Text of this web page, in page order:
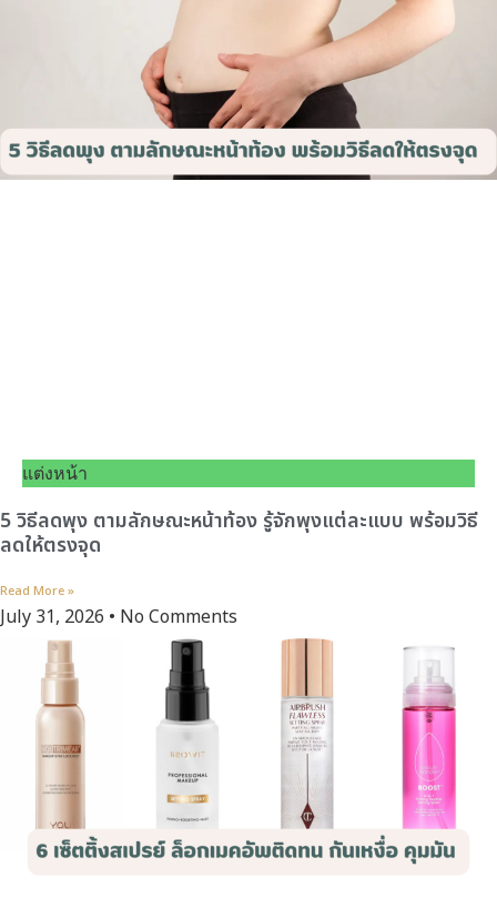
แต่งหน้า
5 วิธีลดพุง ตามลักษณะหน้าท้อง รู้จักพุงแต่ละแบบ พร้อมวิธี
ลดให้ตรงจุด
Read More »
July 31, 2026 No Comments